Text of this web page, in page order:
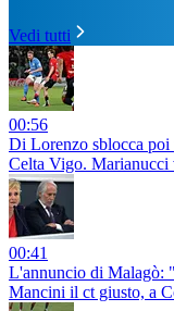
Vedi tutti
00:56
Di Lorenzo sblocca
Celta Vigo. Marianucci
00:41
L'annuncio di Malagò:
Mancini il ct giusto, a